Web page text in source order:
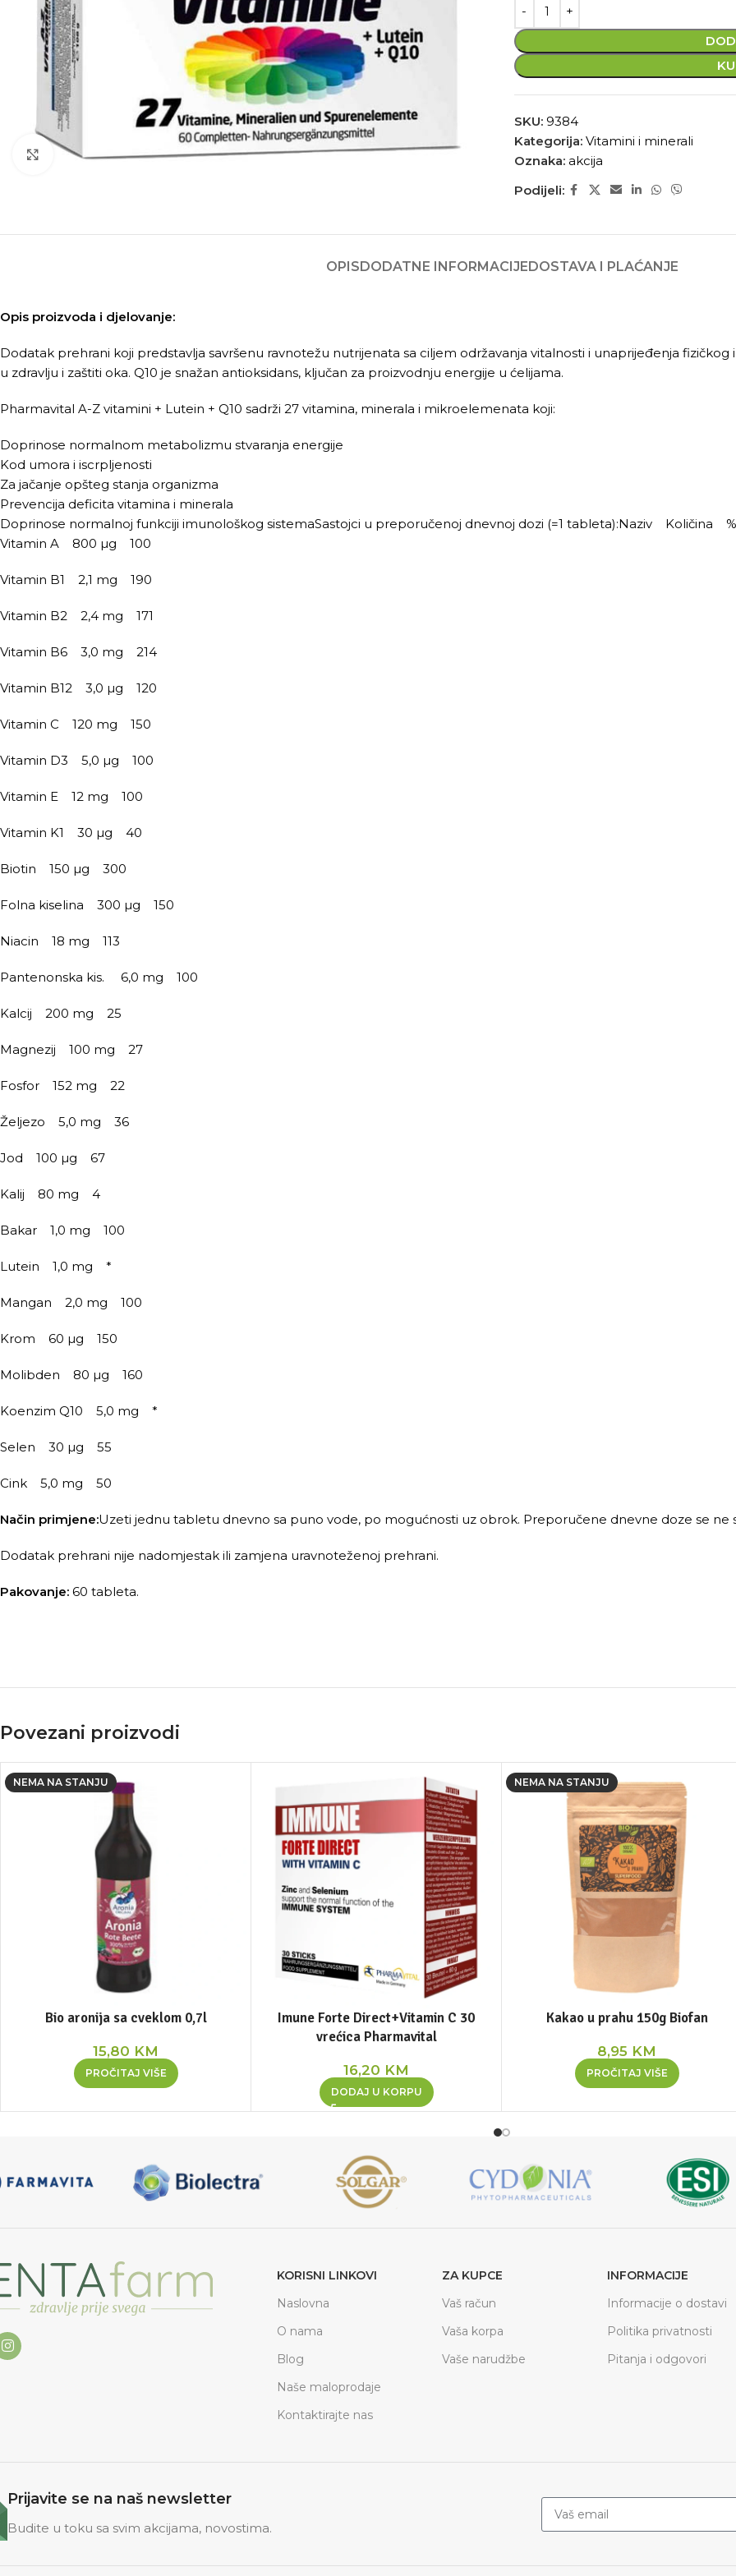
Kliknite za povećanje
SKU: 9384
Kategorija: Vitamini i minerali
Oznaka: akcija
Podijeli:
OPISDODATNE INFORMACIJEDOSTAVA I PLAĆANJE
Opis proizvoda i djelovanje:
Dodatak prehrani koji predstavlja savršenu ravnotežu nutrijenata sa ciljem održavanja vitalnosti i unaprijeđenja
u zdravlju i zaštiti oka. Q10 je snažan antioksidans, ključan za proizvodnju energije u ćelijama.
Pharmavital A-Z vitamini + Lutein + Q10 sadrži 27 vitamina, minerala i mikroelemenata koji:
Doprinose normalnom metabolizmu stvaranja energije
Kod umora i iscrpljenosti
Za jačanje opšteg stanja organizma
Prevencija deficita vitamina i minerala
Doprinose normalnoj funkciji imunološkog sistemaSastojci u preporučenoj dnevnoj dozi (=1 tableta):Naziv Količina
Vitamin A 800 µg 100
Vitamin B1 2,1 mg 190
Vitamin B2 2,4 mg 171
Vitamin B6 3,0 mg 214
Vitamin B12 3,0 µg 120
Vitamin C 120 mg 150
Vitamin D3 5,0 µg 100
Vitamin E 12 mg 100
Vitamin K1 30 µg 40
Biotin 150 µg 300
Folna kiselina 300 µg 150
Niacin 18 mg 113
Pantenonska kis. 6,0 mg 100
Kalcij 200 mg 25
Magnezij 100 mg 27
Fosfor 152 mg 22
Željezo 5,0 mg 36
Jod 100 µg 67
Kalij 80 mg 4
Bakar 1,0 mg 100
Lutein 1,0 mg *
Mangan 2,0 mg 100
Krom 60 µg 150
Molibden 80 µg 160
Koenzim Q10 5,0 mg *
Selen 30 µg 55
Cink 5,0 mg 50
Način primjene:Uzeti jednu tabletu dnevno sa puno vode, po mogućnosti uz obrok. Preporučene dnevne doze se ne
Dodatak prehrani nije nadomjestak ili zamjena uravnoteženoj prehrani.
Pakovanje: 60 tableta.
Povezani proizvodi
NEMA NA STANJU
Bio aronija sa cveklom 0,7l
15,80 KM
PROČITAJ VIŠE
Imune Forte Direct+Vitamin C 30
vrećica Pharmavital
16,20 KM
DODAJ U KORPU
NEMA NA STANJU
Kakao u prahu 150g Biofan
8,95 KM
PROČITAJ VIŠE
KORISNI LINKOVI
Naslovna
O nama
Blog
Naše maloprodaje
Kontaktirajte nas
ZA KUPCE
Vaš račun
Vaša korpa
Vaše narudžbe
INFORMACIJE
Informacije o dostavi
Politika privatnosti
Pitanja i odgovori
Prijavite se na naš newsletter
Budite u toku sa svim akcijama, novostima.